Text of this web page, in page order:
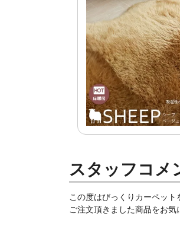
スタッフコメ
この度はびっくりカーペット
ご注文頂きました商品をお